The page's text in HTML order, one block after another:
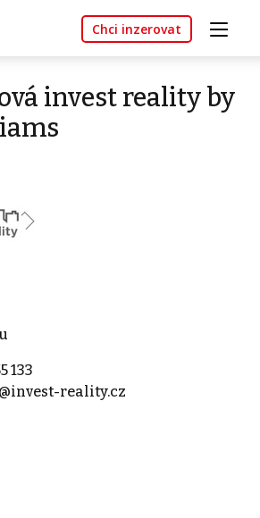
Chci inzerovat
invest reality by
133
reality.cz